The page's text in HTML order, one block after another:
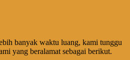
banyak waktu luang, kami tunggu
yang beralamat sebagai berikut.